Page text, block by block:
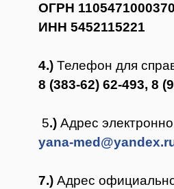
ОГРН
ИНН 5452115221
4.) Телефон для
8 (383-62) 62-493, 8
5.) Адрес
yana-
7.) Адрес